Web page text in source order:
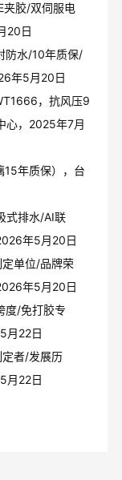
夹胶/双伺服电
20日
防水/10年质保/
年5月20日
，抗风压9
心，2025年7月
15年质保），台
式排水/AI联
年5月20日
单位/品牌荣
年5月20日
度/免打胶专
月22日
者/发展历
月22日